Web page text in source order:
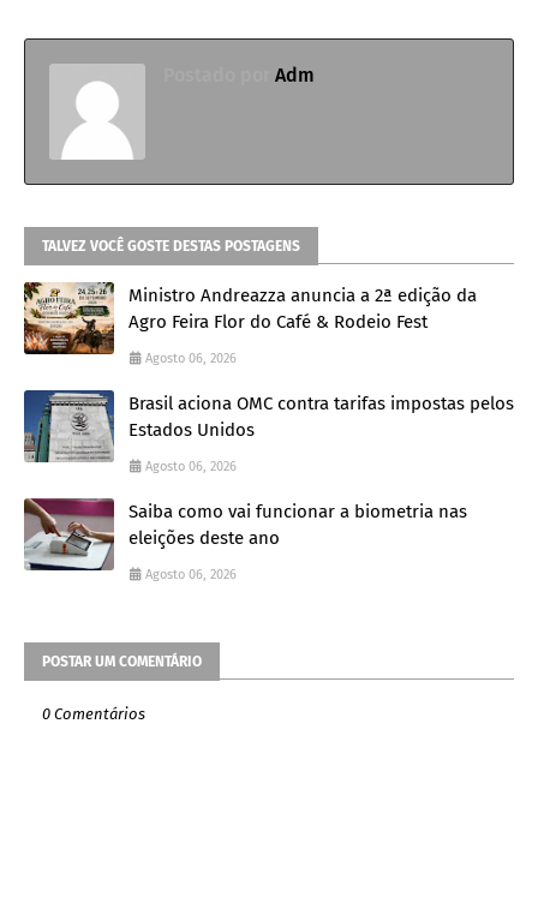
Adm
TALVEZ VOCÊ GOSTE DESTAS POSTAGENS
Ministro Andreazza anuncia a 2ª edição da
Agro Feira Flor do Café & Rodeio Fest
Agosto 06, 2026
Brasil aciona OMC contra tarifas impostas pelos
Estados Unidos
Agosto 06, 2026
Saiba como vai funcionar a biometria nas
eleições deste ano
Agosto 06, 2026
POSTAR UM COMENTÁRIO
0 Comentários